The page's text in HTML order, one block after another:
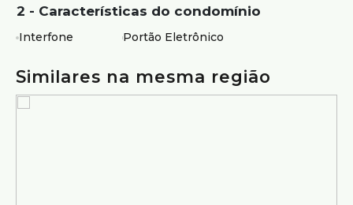
Excelente opção para quem busca um imóvel prático,
bem localizado e com fácil acesso ao comércio e serviços
Agende sua visita e venha conhecer este imóvel.
Atendimento com segurança e credibilidade pela Silvio
2 - Características do condomínio
Interfone Portão Eletrônico
Similares na mesma região